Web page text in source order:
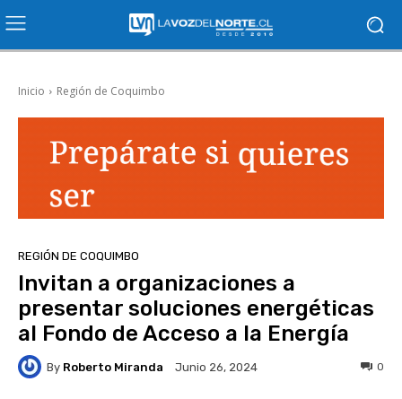
Inicio Región de Coquimbo
REGIÓN DE COQUIMBO
Invitan a organizaciones a
presentar soluciones energéticas
al Fondo de Acceso a la Energía
By Roberto Miranda Junio 26, 2024 0